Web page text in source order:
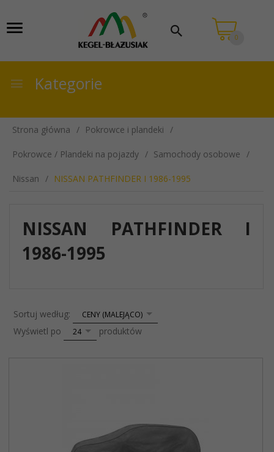
0
Kategorie
Strona główna Pokrowce i plandeki
Pokrowce / Plandeki na pojazdy Samochody osobowe
Nissan NISSAN PATHFINDER I 1986-1995
NISSAN PATHFINDER I
1986-1995
Sortuj według: sortCENY (MALEJĄCO)
Wyświetl po pop24 produktów